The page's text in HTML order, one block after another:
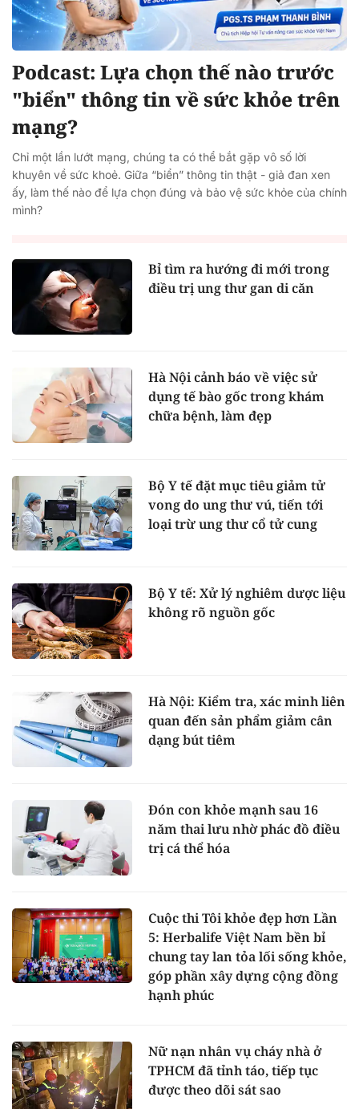
Podcast: Lựa chọn thế nào trước
"biển" thông tin về sức khỏe trên
mạng?
Chỉ một lần lướt mạng, chúng ta có thể bắt gặp vô số lời
khuyên về sức khoẻ. Giữa “biển” thông tin thật - giả đan xen
ấy, làm thế nào để lựa chọn đúng và bảo vệ sức khỏe của chính
mình?
Bỉ tìm ra hướng đi mới trong
điều trị ung thư gan di căn
Hà Nội cảnh báo về việc sử
dụng tế bào gốc trong khám
chữa bệnh, làm đẹp
Bộ Y tế đặt mục tiêu giảm tử
vong do ung thư vú, tiến tới
loại trừ ung thư cổ tử cung
Bộ Y tế: Xử lý nghiêm dược liệu
không rõ nguồn gốc
Hà Nội: Kiểm tra, xác minh liên
quan đến sản phẩm giảm cân
dạng bút tiêm
Đón con khỏe mạnh sau 16
năm thai lưu nhờ phác đồ điều
trị cá thể hóa
Cuộc thi Tôi khỏe đẹp hơn Lần
5: Herbalife Việt Nam bền bỉ
chung tay lan tỏa lối sống khỏe,
góp phần xây dựng cộng đồng
hạnh phúc
Nữ nạn nhân vụ cháy nhà ở
TPHCM đã tỉnh táo, tiếp tục
được theo dõi sát sao